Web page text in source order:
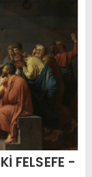
FELSEFE -